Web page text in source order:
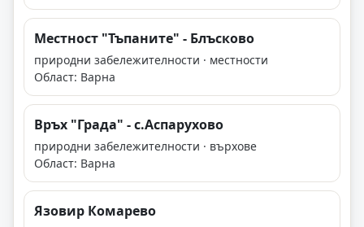
Местност "Тъпаните" - Блъсково
природни забележителности · местности
Област: Варна
Връх "Града" - с.Аспарухово
природни забележителности · върхове
Област: Варна
Язовир Комарево